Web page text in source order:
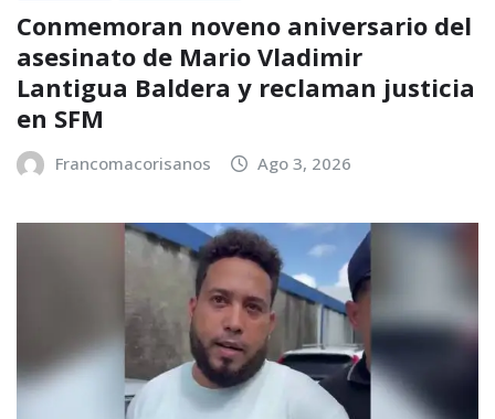
Conmemoran noveno aniversario del
asesinato de Mario Vladimir
Lantigua Baldera y reclaman justicia
en SFM
Francomacorisanos Ago 3, 2026